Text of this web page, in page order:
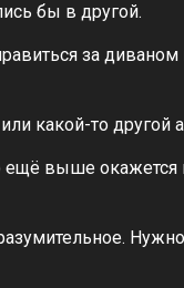
бы в другой.
за
какой-то другой
ещё выше окажется